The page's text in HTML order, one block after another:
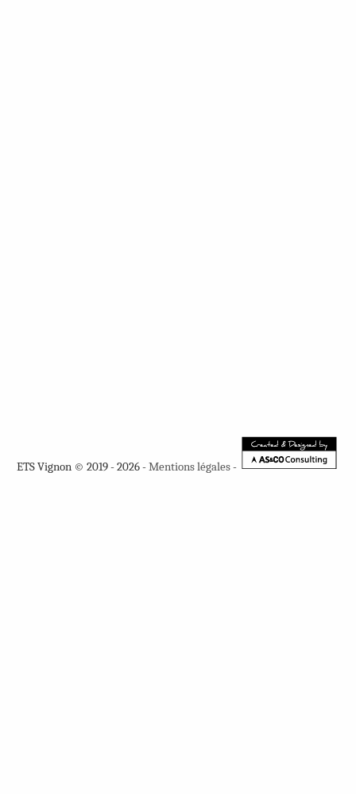
ETS Vignon © 2019 - 2026 -Mentions légales-